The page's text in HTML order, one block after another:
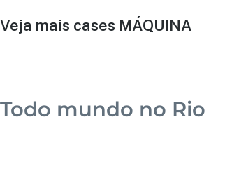
Veja mais cases MÁQUINA
Todo mundo no Rio